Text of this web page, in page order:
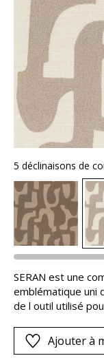
5 déclinaisons de
SERAN est une
emblématique uni
de l outil utilisé
ENTRELACS.
réalisée à l aide
Ajouter à